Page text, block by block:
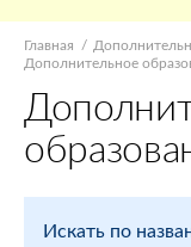
Главная
Дополнительное
Искать по